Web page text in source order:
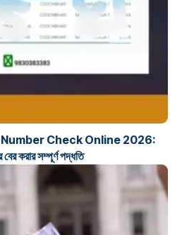
Check Online 2026:
করার সম্পূর্ণ পদ্ধতি